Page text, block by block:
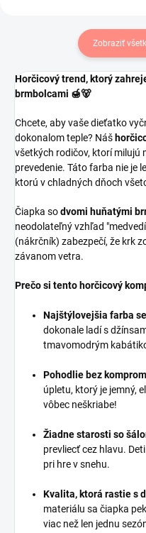
Zobraziť
Horčicový trend, ktorý
brmbolcami 🍯🐻
Chcete, aby vaše dieťatko
dokonalom teple? Náš
všetkých rodičov, ktorí milujú
prevedenie. Táto farba nie je
ktorú v chladných dňoch
Čiapka sodvomi huňatými
neodolateľný vzhľad
(nákrčník) zabezpečí, že krk
závanom vetra.
Prečo si tento horčicový
Najštýlovejšia farba
dokonale ladí s
tmavomodrým
Pohodlie bez
úpletu, ktorý je jemný,
vôbec neškriabe!
Žiadne starosti so
prevliecť cez hlavu.
pri hre v snehu.
Kvalita, ktorá rastie s
materiálu sa čiapka
viac než len jednu